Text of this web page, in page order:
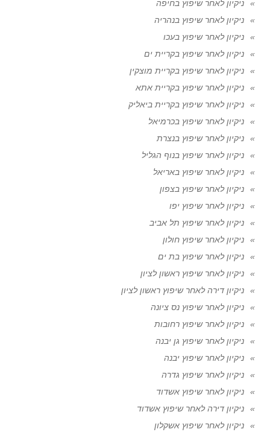
ניקיון לאחר שיפוץ בחיפה
ניקיון לאחר שיפוץ בנהריה
ניקיון לאחר שיפוץ בעכו
ניקיון לאחר שיפוץ בקריית ים
ניקיון לאחר שיפוץ בקריית מוצקין
ניקיון לאחר שיפוץ בקריית אתא
ניקיון לאחר שיפוץ בקריית ביאליק
ניקיון לאחר שיפוץ בכרמיאל
ניקיון לאחר שיפוץ בנצרת
ניקיון לאחר שיפוץ בנוף הגליל
ניקיון לאחר שיפוץ באריאל
ניקיון לאחר שיפוץ בצפון
ניקיון לאחר שיפוץ יפו
ניקיון לאחר שיפוץ תל אביב
ניקיון לאחר שיפוץ חולון
ניקיון לאחר שיפוץ בת ים
ניקיון לאחר שיפוץ ראשון לציון
ניקיון דירה לאחר שיפוץ ראשון לציון
ניקיון לאחר שיפוץ נס ציונה
ניקיון לאחר שיפוץ רחובות
ניקיון לאחר שיפוץ גן יבנה
ניקיון לאחר שיפוץ יבנה
ניקיון לאחר שיפוץ גדרה
ניקיון לאחר שיפוץ אשדוד
ניקיון דירה לאחר שיפוץ אשדוד
ניקיון לאחר שיפוץ אשקלון